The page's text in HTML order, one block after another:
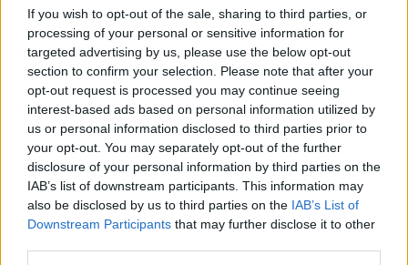
If you wish to opt-out of the sale, sharing to third parties, or
processing of your personal or sensitive information for
targeted advertising by us, please use the below opt-out
section to confirm your selection. Please note that after your
opt-out request is processed you may continue seeing
interest-based ads based on personal information utilized by
us or personal information disclosed to third parties prior to
your opt-out. You may separately opt-out of the further
disclosure of your personal information by third parties on the
IAB’s list of downstream participants. This information may
also be disclosed by us to third parties on the IAB’s List of
Downstream Participants that may further disclose it to other
Aktuális
Paks II.: Mit jelent az 5. blokk új mérföldköve a
felülvizsgálat árnyékában?